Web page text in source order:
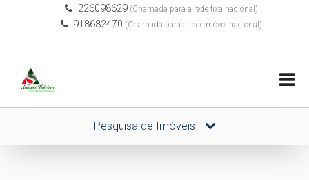
226098629(Chamada para a rede fixa nacional)
918682470 (Chamada para a rede móvel nacional)
Pesquisa de Imóveis